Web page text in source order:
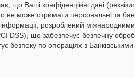
що Ваші конфіденційні дані
не може отримати персональні та
інформації, розроблений
що забезпечує безпечну
безпеку по операціях з